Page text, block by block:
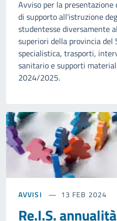
Avviso per la
di supporto all'istruzione
studentesse diversamente
superiori della provincia del
specialistica, trasporti,
sanitario e supporti
2024/2025.
AVVISI 13 FEB 2024
Re.I.S.